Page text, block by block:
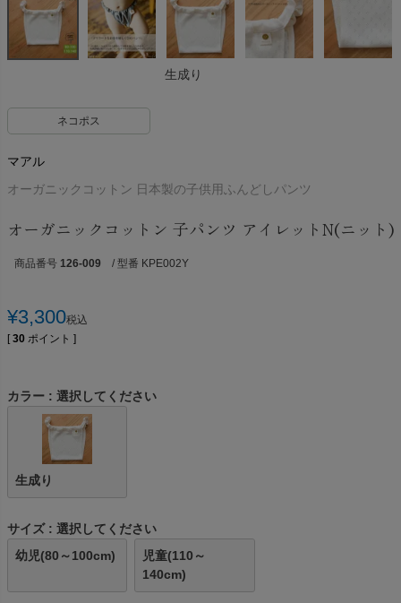
生成り
ネコポス
マアル
オーガニックコットン 日本製の子供用ふんどしパンツ
オーガニックコットン 子パンツ アイレットN(ニット)
商品番号 126-009 / 型番 KPE002Y
¥3,300税込
[ 30 ポイント ]
カラー 選択してください
生成り
サイズ
選択してください
幼児(80～100cm)
児童(110～
140cm)